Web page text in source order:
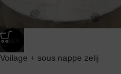
-16%
Voilage + sous nappe zelij